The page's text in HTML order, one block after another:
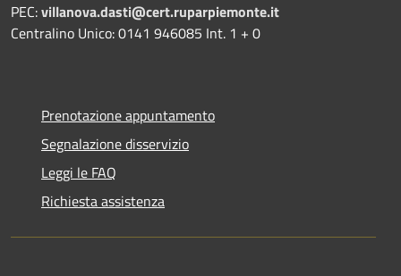
PEC:villanova.dasti@cert.ruparpiemonte.it
Centralino Unico: 0141 946085 Int. 1 + 0
Prenotazione appuntamento
Segnalazione disservizio
Leggi le FAQ
Richiesta assistenza